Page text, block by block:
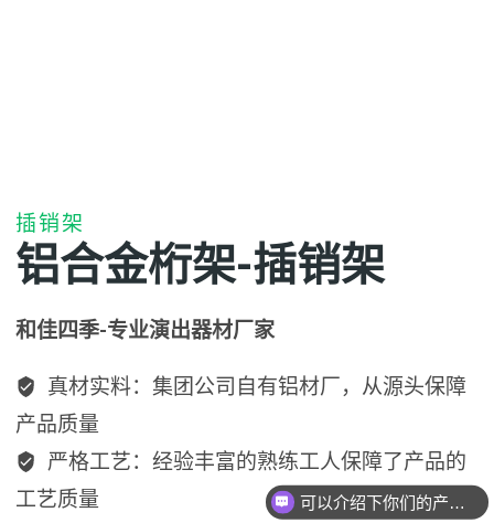
插销架
铝合金桁架-插销架
和佳四季-专业演出器材厂家
真材实料：集团公司自有铝材厂，从源头保障
产品质量
严格工艺：经验丰富的熟练工人保障了产品的
工艺质量